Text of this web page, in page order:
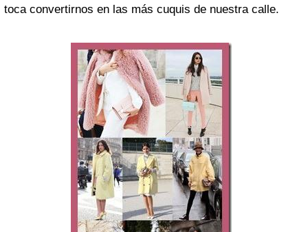
toca convertirnos en las más cuquis de nuestra calle.